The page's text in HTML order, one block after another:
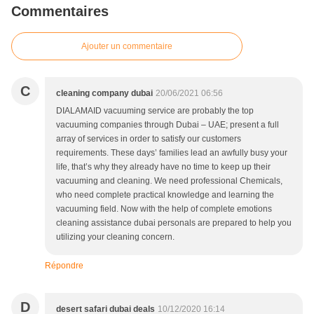
Commentaires
Ajouter un commentaire
C cleaning company dubai 20/06/2021 06:56
DIALAMAID vacuuming service are probably the top
vacuuming companies through Dubai – UAE; present a full
array of services in order to satisfy our customers
requirements. These days’ families lead an awfully busy your
life, that’s why they already have no time to keep up their
vacuuming and cleaning. We need professional Chemicals,
who need complete practical knowledge and learning the
vacuuming field. Now with the help of complete emotions
cleaning assistance dubai personals are prepared to help you
utilizing your cleaning concern.
Répondre
D desert safari dubai deals 10/12/2020 16:14